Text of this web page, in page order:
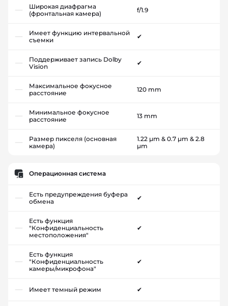
Широкая диафрагма
(фронтальная камера)
f/1.9
Имеет функцию интервальной
съемки
✔
Поддерживает запись Dolby
Vision
✔
Максимальное фокусное
расстояние
120 mm
Минимальное фокусное
расстояние
13 mm
Размер пикселя (основная
камера)
1.22 µm & 0.7 µm & 2.8
µm
Операционная система
Есть предупреждения буфера
обмена
✔
Есть функция
"Конфиденциальность
местоположения"
✔
Есть функция
"Конфиденциальность
камеры/микрофона"
✔
Имеет темный режим ✔